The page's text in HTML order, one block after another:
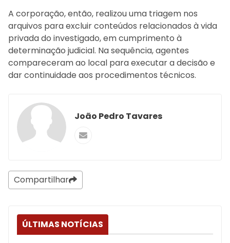
A corporação, então, realizou uma triagem nos
arquivos para excluir conteúdos relacionados à vida
privada do investigado, em cumprimento à
determinação judicial. Na sequência, agentes
compareceram ao local para executar a decisão e
dar continuidade aos procedimentos técnicos.
João Pedro Tavares
Compartilhar
ÚLTIMAS NOTÍCIAS